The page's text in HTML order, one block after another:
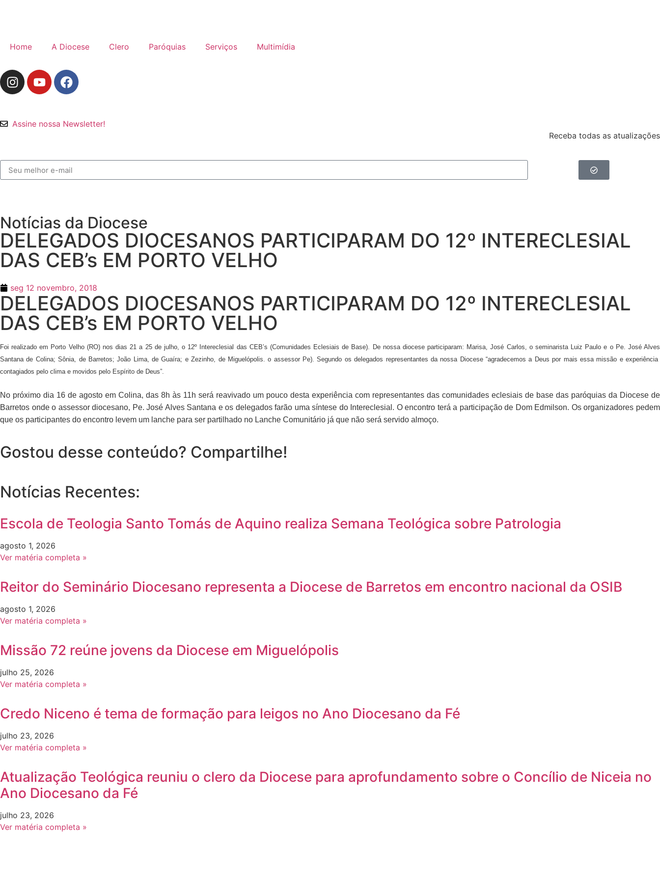
Home A Diocese Clero Paróquias Serviços Multimídia
Assine nossa Newsletter!
Receba todas as atualizações
Notícias da Diocese
DELEGADOS DIOCESANOS PARTICIPARAM DO 12º INTERECLESIAL
DAS CEB’s EM PORTO VELHO
seg 12 novembro, 2018
DELEGADOS DIOCESANOS PARTICIPARAM DO 12º INTERECLESIAL
DAS CEB’s EM PORTO VELHO
Foi realizado em Porto Velho (RO) nos dias 21 a 25 de julho, o 12º Intereclesial das CEB’s (Comunidades Eclesiais de Base). De nossa diocese participaram: Marisa, José Carlos, o seminarista Luiz Paulo e o Pe. José Alves
Santana de Colina; Sônia, de Barretos; João Lima, de Guaíra; e Zezinho, de Miguelópolis. o assessor Pe). Segundo os delegados representantes da nossa Diocese “agradecemos a Deus por mais essa missão e experiência
contagiados pelo clima e movidos pelo Espírito de Deus”.
No próximo dia 16 de agosto em Colina, das 8h às 11h será reavivado um pouco desta experiência com representantes das comunidades eclesiais de base das paróquias da Diocese de
Barretos onde o assessor diocesano, Pe. José Alves Santana e os delegados farão uma síntese do Intereclesial. O encontro terá a participação de Dom Edmilson. Os organizadores pedem
que os participantes do encontro levem um lanche para ser partilhado no Lanche Comunitário já que não será servido almoço.
Gostou desse conteúdo? Compartilhe!
Notícias Recentes:
Escola de Teologia Santo Tomás de Aquino realiza Semana Teológica sobre Patrologia
agosto 1, 2026
Ver matéria completa »
Reitor do Seminário Diocesano representa a Diocese de Barretos em encontro nacional da OSIB
agosto 1, 2026
Ver matéria completa »
Missão 72 reúne jovens da Diocese em Miguelópolis
julho 25, 2026
Ver matéria completa »
Credo Niceno é tema de formação para leigos no Ano Diocesano da Fé
julho 23, 2026
Ver matéria completa »
Atualização Teológica reuniu o clero da Diocese para aprofundamento sobre o Concílio de Niceia no
Ano Diocesano da Fé
julho 23, 2026
Ver matéria completa »